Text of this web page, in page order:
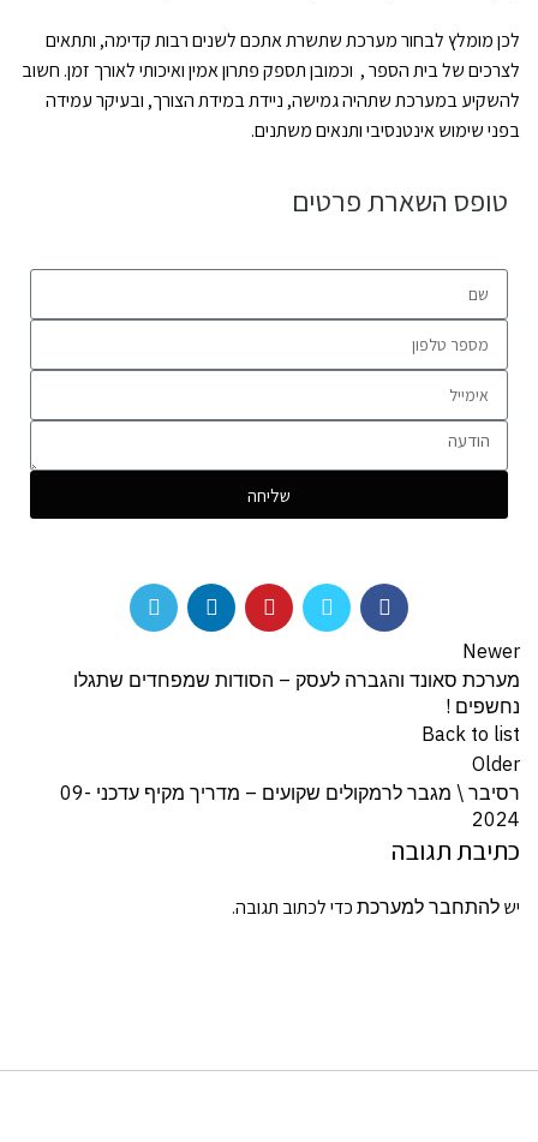
לכן מומלץ לבחור מערכת שתשרת אתכם לשנים רבות קדימה, ותתאים
לצרכים של בית הספר , וכמובן תספק פתרון אמין ואיכותי לאורך זמן. חשוב
להשקיע במערכת שתהיה גמישה, ניידת במידת הצורך, ובעיקר עמידה
בפני שימוש אינטנסיבי ותנאים משתנים.
טופס השארת פרטים
שליחה
Newer
מערכת סאונד והגברה לעסק – הסודות שמפחדים שתגלו
נחשפים !
Back to list
Older
רסיבר \ מגבר לרמקולים שקועים – מדריך מקיף עדכני 09-
2024
כתיבת תגובה
יש להתחבר למערכת כדי לכתוב תגובה.